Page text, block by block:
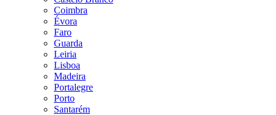
Coimbra
Évora
Faro
Guarda
Leiria
Lisboa
Madeira
Portalegre
Porto
Santarém